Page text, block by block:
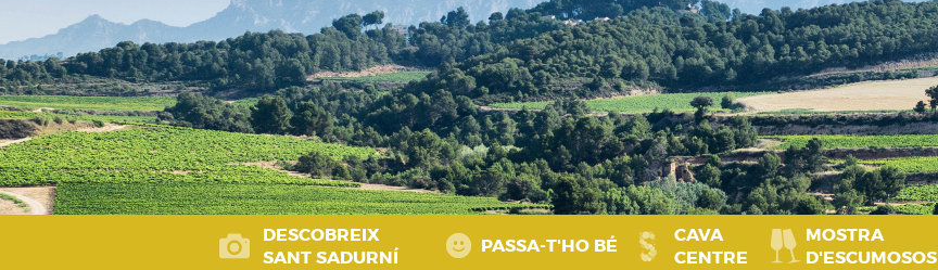
DESCOBREIX
SANT SADURNÍ
PASSA‑T'HO BÉ
CAVA
CENTRE
MOSTRA
D'ESCUMOSOS